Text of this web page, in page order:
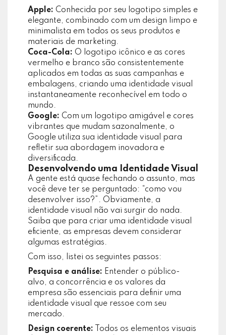
Apple: Conhecida por seu logotipo simples e
elegante, combinado com um design limpo e
minimalista em todos os seus produtos e
materiais de marketing.
Coca-Cola: O logotipo icônico e as cores
vermelho e branco são consistentemente
aplicados em todas as suas campanhas e
embalagens, criando uma identidade visual
instantaneamente reconhecível em todo o
mundo.
Google: Com um logotipo amigável e cores
vibrantes que mudam sazonalmente, o
Google utiliza sua identidade visual para
refletir sua abordagem inovadora e
diversificada.
Desenvolvendo uma Identidade Visual
A gente está quase fechando o assunto, mas
você deve ter se perguntado: “como vou
desenvolver isso?”. Obviamente, a
identidade visual não vai surgir do nada.
Saiba que para criar uma identidade visual
eficiente, as empresas devem considerar
algumas estratégias.
Com isso, listei os seguintes passos:
Pesquisa e análise: Entender o público-
alvo, a concorrência e os valores da
empresa são essenciais para definir uma
identidade visual que ressoe com seu
mercado.
Design coerente: Todos os elementos visuais